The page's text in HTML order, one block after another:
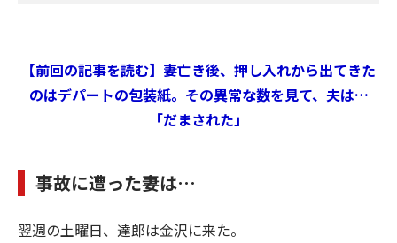
【前回の記事を読む】妻亡き後、押し入れから出てきた
のはデパートの包装紙。その異常な数を見て、夫は…
「だまされた」
事故に遭った妻は…
翌週の土曜日、達郎は金沢に来た。